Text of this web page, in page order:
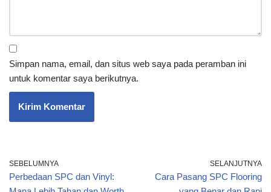
Simpan nama, email, dan situs web saya pada peramban ini
untuk komentar saya berikutnya.
SEBELUMNYA
Perbedaan SPC dan Vinyl:
SELANJUTNYA
Cara Pasang SPC Flooring